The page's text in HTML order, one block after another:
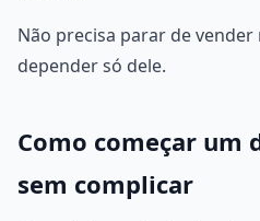
Não precisa parar de
depender só dele.
Como começar um
sem complicar